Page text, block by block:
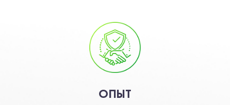
ОПЫТ